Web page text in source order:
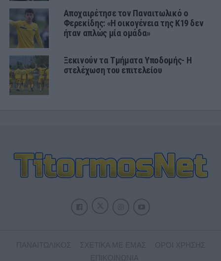
Αποχαιρέτησε τον Παναιτωλικό ο
Φερεκίδης: «Η οικογένεια της Κ19 δεν
ήταν απλώς μία ομάδα»
Ξεκινούν τα Τμήματα Υποδομής- Η
στελέχωση του επιτελείου